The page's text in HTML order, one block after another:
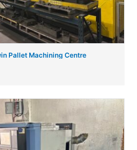
Pallet Machining Centre